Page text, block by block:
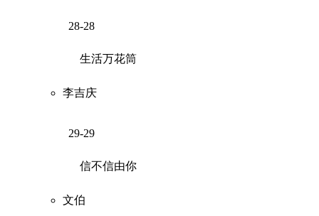
28-28
生活万花筒
李吉庆
29-29
信不信由你
文伯